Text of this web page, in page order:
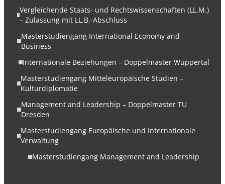
Vergleichende Staats- und Rechtswissenschaften (LL.M.)
– Zulassung mit LL.B.-Abschluss
Masterstudiengang International Economy and
Business
Internationale Beziehungen – Doppelmaster Wuppertal
Masterstudiengang Mitteleuropäische Studien –
Kulturdiplomatie
Management and Leadership – Doppelmaster TU
Dresden
Masterstudiengang Europäische und Internationale
Verwaltung
Masterstudiengang Management and Leadership